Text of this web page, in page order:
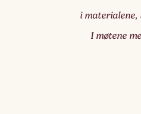
i materialene,
I møtene